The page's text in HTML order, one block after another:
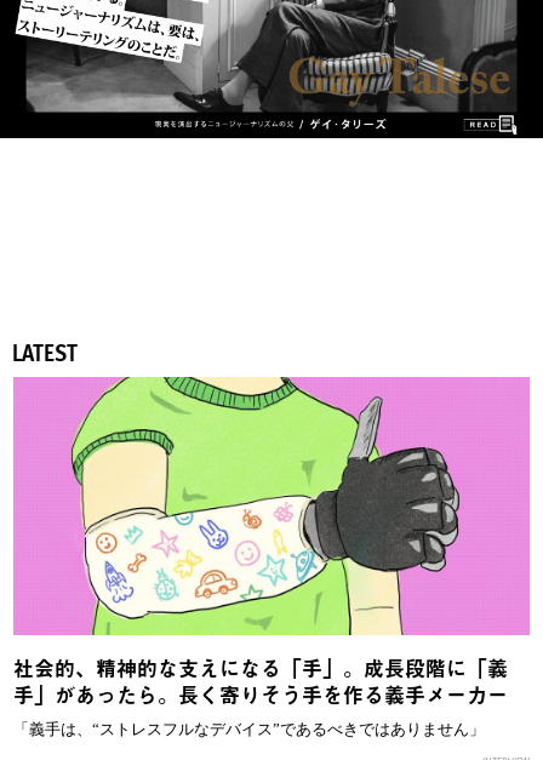
LATEST
社会的、精神的な支えになる「手」。成長段階に「義
手」があったら。長く寄りそう手を作る義手メーカー
「義手は、“ストレスフルなデバイス”であるべきではありません」